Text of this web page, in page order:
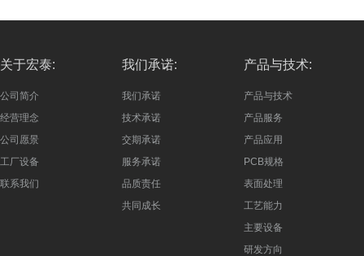
关于宏泰:
公司简介
经营理念
公司愿景
工厂设备
联系我们
我们承诺:
我们承诺
技术承诺
交期承诺
服务承诺
品质责任
共同成长
产品与技术:
产品与技术
产品服务
产品应用
PCB规格
表面处理
工艺能力
主要设备
研发方向